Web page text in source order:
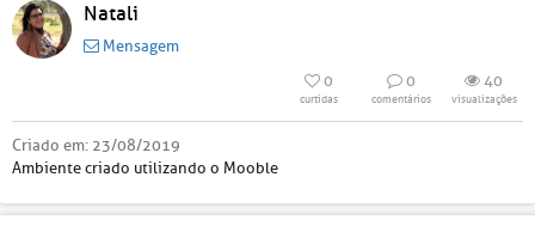
Natali
Mensagem
0
curtidas
0
comentários
40
visualizações
Criado em: 23/08/2019
Ambiente criado utilizando o Mooble